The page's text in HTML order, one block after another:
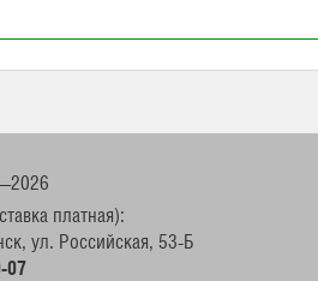
платная):
ул. Российская, 53-Б
07